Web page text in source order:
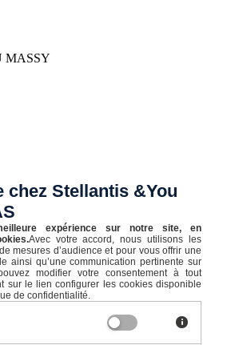
MASSY
chez Stellantis &You
expérience sur notre site, en
Avec votre accord, nous utilisons les
mesures d’audience et pour vous offrir une
ainsi qu’une communication pertinente sur
modifier votre consentement à tout
sur le lien configurer les cookies disponible
de confidentialité.